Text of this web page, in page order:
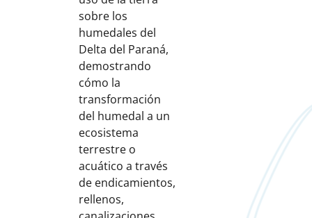
sobre los
humedales del
Delta del Paraná,
demostrando
cómo la
transformación
del humedal a un
ecosistema
terrestre o
acuático a través
de endicamientos,
rellenos,